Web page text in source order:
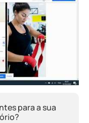
para a sua